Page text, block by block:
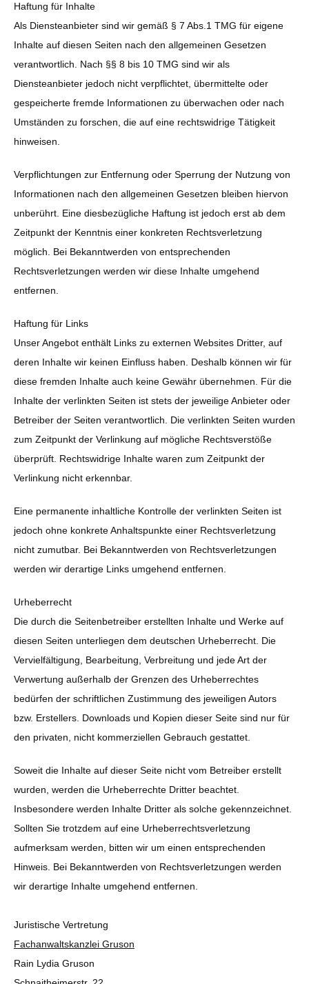
Haftung für Inhalte
Als Diensteanbieter sind wir gemäß § 7 Abs.1 TMG für eigene
Inhalte auf diesen Seiten nach den allgemeinen Gesetzen
verantwortlich. Nach §§ 8 bis 10 TMG sind wir als
Diensteanbieter jedoch nicht verpflichtet, übermittelte oder
gespeicherte fremde Informationen zu überwachen oder nach
Umständen zu forschen, die auf eine rechtswidrige Tätigkeit
hinweisen.
Verpflichtungen zur Entfernung oder Sperrung der Nutzung von
Informationen nach den allgemeinen Gesetzen bleiben hiervon
unberührt. Eine diesbezügliche Haftung ist jedoch erst ab dem
Zeitpunkt der Kenntnis einer konkreten Rechtsverletzung
möglich. Bei Bekanntwerden von entsprechenden
Rechtsverletzungen werden wir diese Inhalte umgehend
entfernen.
Haftung für Links
Unser Angebot enthält Links zu externen Websites Dritter, auf
deren Inhalte wir keinen Einfluss haben. Deshalb können wir für
diese fremden Inhalte auch keine Gewähr übernehmen. Für die
Inhalte der verlinkten Seiten ist stets der jeweilige Anbieter oder
Betreiber der Seiten verantwortlich. Die verlinkten Seiten wurden
zum Zeitpunkt der Verlinkung auf mögliche Rechtsverstöße
überprüft. Rechtswidrige Inhalte waren zum Zeitpunkt der
Verlinkung nicht erkennbar.
Eine permanente inhaltliche Kontrolle der verlinkten Seiten ist
jedoch ohne konkrete Anhaltspunkte einer Rechtsverletzung
nicht zumutbar. Bei Bekanntwerden von Rechtsverletzungen
werden wir derartige Links umgehend entfernen.
Urheberrecht
Die durch die Seitenbetreiber erstellten Inhalte und Werke auf
diesen Seiten unterliegen dem deutschen Urheberrecht. Die
Vervielfältigung, Bearbeitung, Verbreitung und jede Art der
Verwertung außerhalb der Grenzen des Urheberrechtes
bedürfen der schriftlichen Zustimmung des jeweiligen Autors
bzw. Erstellers. Downloads und Kopien dieser Seite sind nur für
den privaten, nicht kommerziellen Gebrauch gestattet.
Soweit die Inhalte auf dieser Seite nicht vom Betreiber erstellt
wurden, werden die Urheberrechte Dritter beachtet.
Insbesondere werden Inhalte Dritter als solche gekennzeichnet.
Sollten Sie trotzdem auf eine Urheberrechtsverletzung
aufmerksam werden, bitten wir um einen entsprechenden
Hinweis. Bei Bekanntwerden von Rechtsverletzungen werden
wir derartige Inhalte umgehend entfernen.
Juristische Vertretung
Fachanwaltskanzlei Gruson
Rain Lydia Gruson